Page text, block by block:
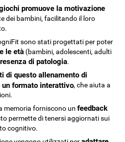
promuove la motivazione
dei bambini, facilitando il loro
sono stati progettati per poter
le età (bambini, adolescenti, adulti
di patologia.
di questo allenamento di
un formato interattivo, che aiuta a
memoria forniscono unfeedback
permette di tenersi aggiornati sui
cognitivo.